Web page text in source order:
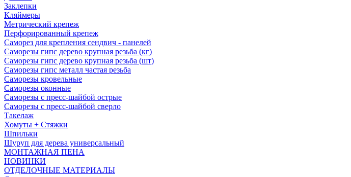
Заклепки
Кляймеры
Метрический крепеж
Перфорированный крепеж
Саморез для крепления сендвич - панелей
Саморезы гипс дерево крупная резьба (кг)
Саморезы гипс дерево крупная резьба (шт)
Саморезы гипс металл частая резьба
Саморезы кровельные
Саморезы оконные
Саморезы с пресс-шайбой острые
Саморезы с пресс-шайбой сверло
Такелаж
Хомуты + Стяжки
Шпильки
Шуруп для дерева универсальный
МОНТАЖНАЯ ПЕНА
НОВИНКИ
ОТДЕЛОЧНЫЕ МАТЕРИАЛЫ